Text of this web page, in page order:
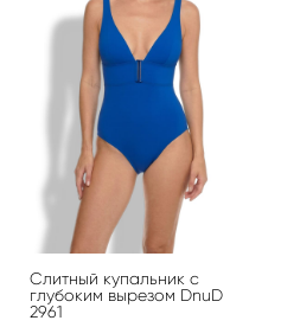
Слитный купальник с
глубоким вырезом DnuD
2961